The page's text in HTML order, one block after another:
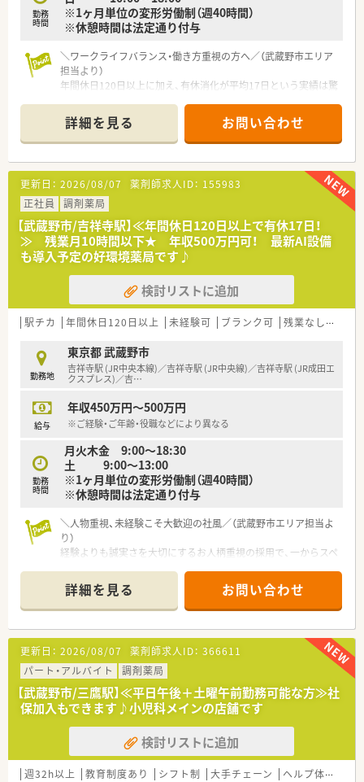
勤務
時間
※1ヶ月単位の変形労働制（週40時間）
※休憩時間は法定通り付与
＼ワークライフバランス・働き方重視の方へ／（武蔵野市エリア
担当より）
年間休日120日以上に加え、有休消化が平均17日という実績は驚
分時間を大切にしたい方に最適な環境ですよ。
＊------------------------------------------＊
【店舗情報と応需状況について】
■吉祥寺駅より徒歩5分のショッピングセンター内に位置してお
り、お仕事帰りやお昼休みにお買い物も楽しめる便利な立地で
す。
■眼科や皮膚科、耳鼻科をメインに応需しており、特に眼科は新
患率が高いため、症例を通じたスキルアップが期待できる店舗で
す。
■駅チカの立地を活かして大学病院などの広域処方も受け付け
ており、1日約50枚の処方箋を少人数の体制で丁寧に対応してい
【募集背景と求める人物像について】
ており、経験よりも誠実さや柔軟性といったお人柄を最優先して
います。
■代表自らが面接を行い人間性を重視して判断するため、謙虚な
ます。
■調剤未経験の方でも独自のクセがない方を歓迎しており、これ
ます。
【こんな方にオススメ】
■吉祥寺エリアで転居を伴わずに永続的に働きたい方や、駅チカ
です。
■教育体制が充実しているため、未経験から基礎を学びたい方
や、将来の独立を見据えて経営を学びたい方には最適な環境と言
えます。
■人間関係の良さを重視しており、和気あいあいとした雰囲気の
中で楽しみながらお仕事を続けたい方に自信を持って提案でき
る案件です。
【法人特徴について】
■吉祥寺エリアに特化したドミナント展開を行っているため、転
居を伴う異動の心配がなく、住み慣れた地域で腰を据えて働けま
す。
■全店舗が基準調剤算定施設に指定されており、高い専門性を持
って患者様に向き合うことができるワンランク上の環境が魅力
です。
■最新設備の導入に積極的でアミボイス等も活用しており、薬剤
師が安心して本来の業務に集中できるインフラが整っている法
人です。
詳細を見る お問い合わせ
更新日： 2026/08/07 薬剤師求人ID： 155983
正社員
調剤薬局
【武蔵野市/吉祥寺駅】≪年間休日120日以上で有休17日！
≫ 残業月10時間以下★ 年収500万円可！ 最新AI設備
も導入予定の好環境薬局です♪
検討リストに追加
駅チカ 年間休日120日以上 未経験可 ブランク可 残業なし(ほぼなし含む)
勤務地
東京都 武蔵野市
吉祥寺駅 (JR中央本線)／吉祥寺駅 (JR中央線)／吉祥寺駅 (JR成田エ
クスプレス)／吉…
給与
年収450万円～500万円
※ご経験・ご年齢・役職などにより異なる
勤務
時間
月火木金 9:00～18:30
土 9:00～13:00
※1ヶ月単位の変形労働制（週40時間）
※休憩時間は法定通り付与
＼人物重視、未経験こそ大歓迎の社風／（武蔵野市エリア担当よ
り）
経験よりも誠実さを大切にするお人柄重視の採用で、一からスペ
＊------------------------------------------＊
【店舗情報と応需状況について】
■吉祥寺駅から徒歩12分ほどの商店街に位置しており、近隣の
大病院からクリニックまで幅広い処方箋を受け付けておりま
す。
■内科、耳鼻科、小児科をメインに1日約40枚応需しており、地域
の方々との深いコミュニケーションを大切にする環境です。
■在宅業務には積極的には取り組んでいない方針のため、外来の
患者様への丁寧な服薬指導や接遇に専念することが可能です。
【募集背景と求める人物像について】
■サービス向上のための増員募集となっており、これまでの経験
よりも誠実さや柔軟性といったお人柄を第一に考えた採用で
詳細を見る お問い合わせ
更新日： 2026/08/07 薬剤師求人ID： 366611
パート・アルバイト
調剤薬局
【武蔵野市/三鷹駅】≪平日午後＋土曜午前勤務可能な方≫社
保加入もできます♪小児科メインの店舗です
検討リストに追加
週32h以上 教育制度あり シフト制 大手チェーン ヘルプ体制充実